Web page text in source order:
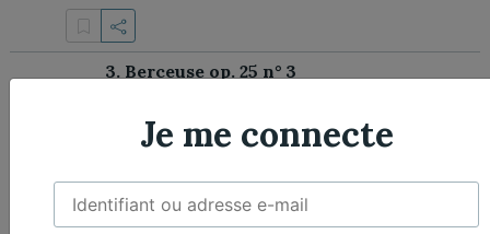
3. Berceuse op. 25 n° 3
8. Deuxième romance op. 25
Cornélis Liégeois
Je me connecte